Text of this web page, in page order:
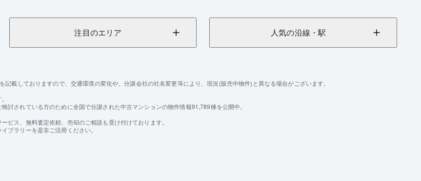
注目のエリア 人気の沿線・駅
載しておりますので、交通環境の変化や、分譲会社の社名変更等により、現況(販売中物件)と異なる場合がございます。
されている方のために全国で分譲された中古マンションの物件情報91,789棟を公開中。
ビス、無料査定依頼、売却のご相談も受け付けております。
ブラリーを是非ご活用ください。